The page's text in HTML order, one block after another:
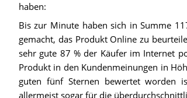
haben:
Bis zur Minute haben sich in Summe
gemacht, das Produkt Online zu
sehr gute 87 % der Käufer im Internet
Produkt in den Kundenmeinungen in
guten fünf Sternen bewertet worden
allermeist sogar für die